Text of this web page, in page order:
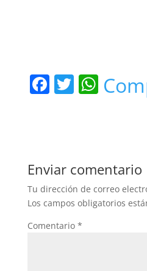
F
b
o
o
k
T W
A
p
p
Enviar comentario
Tu dirección de correo
Los campos obligatorios
Comentario *